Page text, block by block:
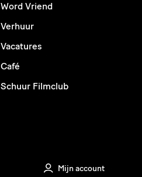
Word Vriend
Verhuur
Vacatures
Café
Schuur Filmclub
Mijn account